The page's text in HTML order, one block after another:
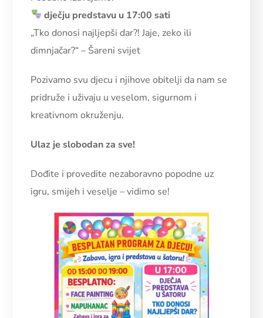
dječju predstavu u 17:00 sati
„Tko donosi najljepši dar?! Jaje, zeko ili
dimnjačar?“ – Šareni svijet
Pozivamo svu djecu i njihove obitelji da nam se
pridruže i uživaju u veselom, sigurnom i
kreativnom okruženju.
Ulaz je slobodan za sve!
Dođite i provedite nezaboravno popodne uz
igru, smijeh i veselje – vidimo se!